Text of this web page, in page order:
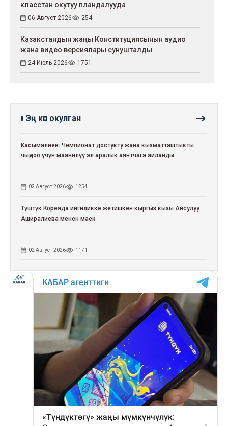
класстан окутуу пландалууда
06 Август 2026 254
Казакстандын жаңы Конституциясынын аудио
жана видео версиялары сунушталды
24 Июль 2026 1751
Эң көп окулган
Касымалиев: Чемпионат достукту жана кызматташтыкты
чыңдоо үчүн маанилүү эл аралык аянтчага айланды
02 Август 2026 1254
Түштүк Кореяда ийгиликке жетишкен кыргыз кызы Айсулуу
Аширалиева менен маек
02 Август 2026 1171